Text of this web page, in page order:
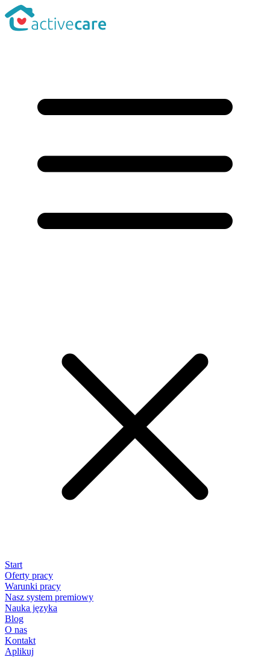
Start
Oferty pracy
Warunki pracy
Nasz system premiowy
Nauka języka
Blog
O nas
Kontakt
Aplikuj